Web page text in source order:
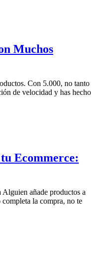
Muchos
Con 5.000, no tanto
de velocidad y has hecho
Ecommerce:
añade productos a
la compra, no te